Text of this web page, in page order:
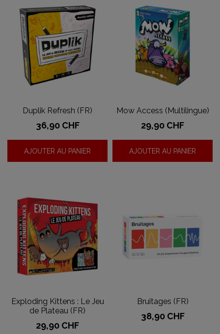
Duplik Refresh (FR)
Prix
36,90 CHF
AJOUTER AU PANIER
Mow Access (Multilingue)
Prix
29,90 CHF
AJOUTER AU PANIER
Exploding Kittens : Le Jeu
de Plateau (FR)
Prix
29,90 CHF
Bruitages (FR)
Prix
38,90 CHF